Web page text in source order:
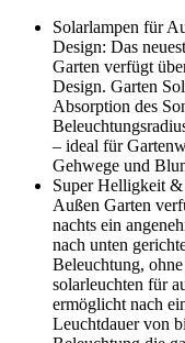
Solarlampen für
Design: Das
Garten verfügt
Design. Garten
Absorption des
– ideal für
Gehwege und
Super Helligkeit
Außen Garten
nachts ein
nach unten
Beleuchtung,
solarleuchten für
ermöglicht nach
Leuchtdauer von